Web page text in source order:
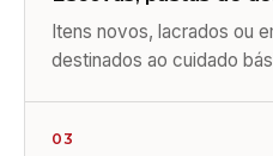
Itens novos, lacrados ou
destinados ao cuidado
03